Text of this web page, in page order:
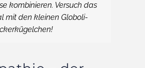
kombinieren. Versuch das
mit den kleinen Globoli-